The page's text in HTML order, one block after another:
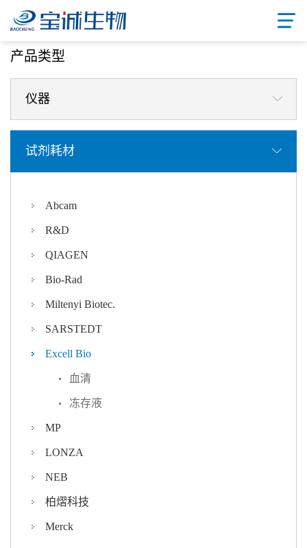
首页/ 产品中心
产品类型
仪器
试剂耗材
Abcam
R&D
QIAGEN
Bio-Rad
Miltenyi Biotec.
SARSTEDT
Excell Bio
血清
冻存液
MP
LONZA
NEB
柏熠科技
Merck